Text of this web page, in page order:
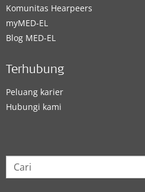
Komunitas Hearpeers
myMED‑EL
Blog MED-EL
Terhubung
Peluang karier
Hubungi kami